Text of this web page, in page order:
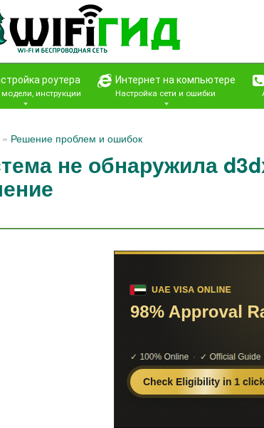
роутера
инструкции
Интернет на компьютере
Настройка сети и ошибки
» Решение проблем и ошибок
не обнаружила